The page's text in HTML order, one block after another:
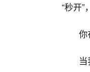
“秒开
你